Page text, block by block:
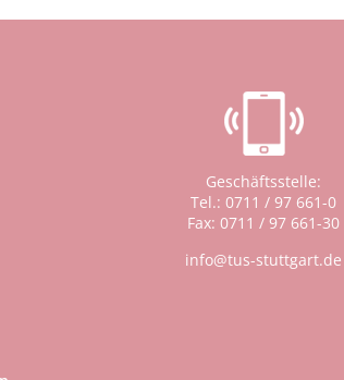
Geschäftsstelle:
Tel.: 0711 / 97 661-0
Fax: 0711 / 97 661-30
info@tus-stuttgart.de